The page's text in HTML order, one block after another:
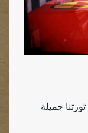
جميلة